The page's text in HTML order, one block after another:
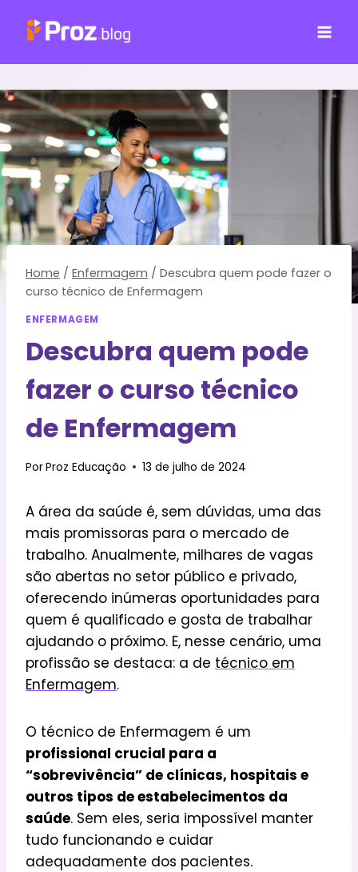
para
Home / Enfermagem / Descubra quem pode fazer o
curso técnico de Enfermagem
ENFERMAGEM
Descubra quem pode
fazer o curso técnico
de Enfermagem
PorProz Educação 13 de julho de 2024
A área da saúde é, sem dúvidas, uma das
mais promissoras para o mercado de
trabalho. Anualmente, milhares de vagas
são abertas no setor público e privado,
oferecendo inúmeras oportunidades para
quem é qualificado e gosta de trabalhar
ajudando o próximo. E, nesse cenário, uma
profissão se destaca: a de técnico em
Enfermagem.
O técnico de Enfermagem é um
profissional crucial para a
“sobrevivência” de clínicas, hospitais e
outros tipos de estabelecimentos da
saúde. Sem eles, seria impossível manter
tudo funcionando e cuidar
adequadamente dos pacientes.